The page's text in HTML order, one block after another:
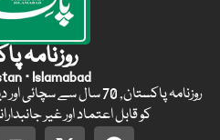
روزنامہ
· Islamabad
روزنامہ پاکستان, 70 سال
کو قابل اعتماد اور غیر